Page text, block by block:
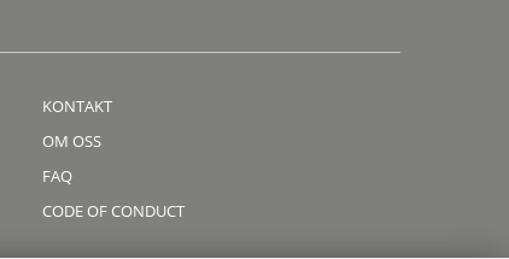
KONTAKT
OM OSS
FAQ
CODE OF CONDUCT